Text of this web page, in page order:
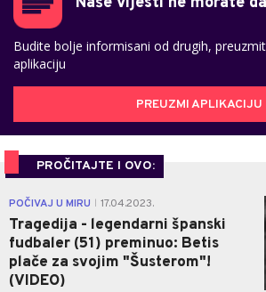
Budite bolje informisani od drugih,
aplikaciju
PREUZMI APLIKACIJU
PROČITAJTE I OVO:
POČIVAJ U MIRU 17.04.2023.
Tragedija - legendarni španski
fudbaler (51) preminuo: Betis
plače za svojim "Šusterom"!
(VIDEO)